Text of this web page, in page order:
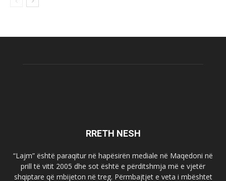
RRETH NESH
“Lajm” është paraqitur në hapësirën mediale në Maqedoni në
prill të vitit 2005 dhe sot është e përditshmja më e vjetër
shqiptare që mbijeton në treg. Përmbajtjet e veta i mbështet